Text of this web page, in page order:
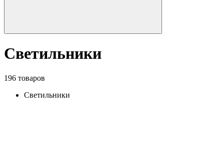
Светильники
196 товаров
Светильники